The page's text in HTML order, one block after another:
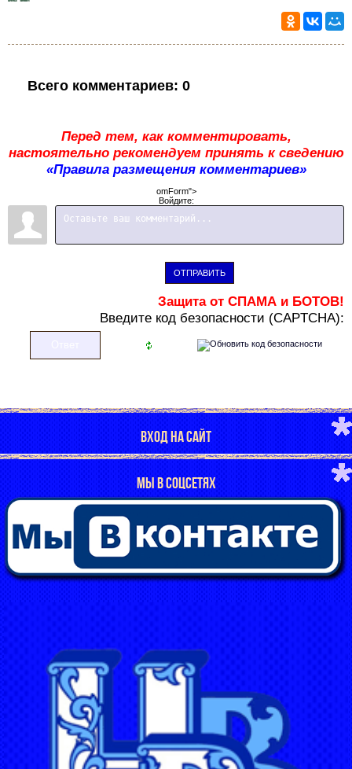
Всего комментариев: 0
Перед тем, как комментировать,
настоятельно рекомендуем принять к сведению
«Правила размещения комментариев»
omForm">
Войдите:
ОТПРАВИТЬ
Защита от СПАМА и БОТОВ!
Введите код безопасности (CAPTCHA):
ВХОД НА САЙТ
МЫ В СОЦСЕТЯХ